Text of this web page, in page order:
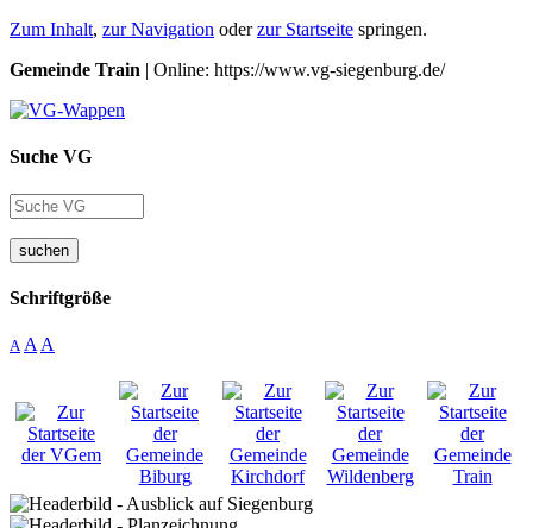
Zum Inhalt, zur Navigation oderzur Startseite springen.
Gemeinde Train | Online: https://www.vg-siegenburg.de/
Suche VG
suchen
Schriftgröße
A A A